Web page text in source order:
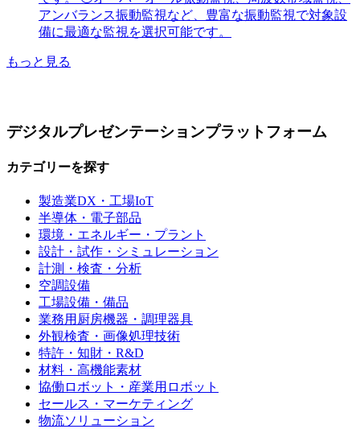
アンバランス振動監視など、豊富な振動監視で対象設
備に最適な監視を選択可能です。
もっと見る
デジタルプレゼンテーションプラットフォーム
カテゴリーを探す
製造業DX・工場IoT
半導体・電子部品
環境・エネルギー・プラント
設計・試作・シミュレーション
計測・検査・分析
空調設備
工場設備・備品
業務用厨房機器・調理器具
外観検査・画像処理技術
特許・知財・R&D
材料・高機能素材
協働ロボット・産業用ロボット
セールス・マーケティング
物流ソリューション